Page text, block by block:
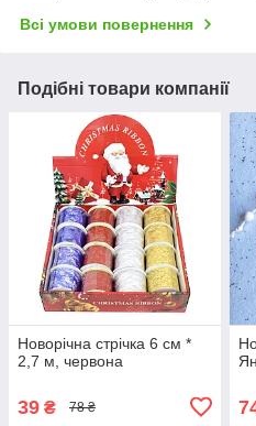
Всі умови повернення
Подібні товари компанії
Новорічна стрiчка 6 см *
2,7 м, червона
39 ₴ 78 ₴